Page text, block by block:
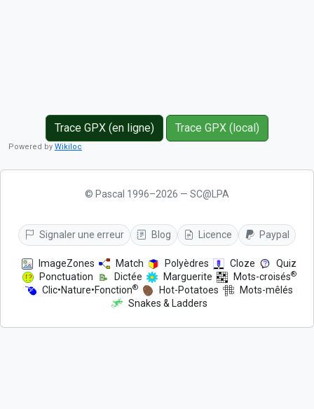
Trace GPX (en ligne) Trace GPX (local)
Powered by Wikiloc
© Pascal 1996–2026 — SC@LPA
Signaler une erreur Blog Licence Paypal
ImageZones Match Polyèdres Cloze
Quiz
Ponctuation
Dictée Marguerite Mots-croisés®
Clic•Nature•Fonction® Hot-Potatoes
Mots-mêlés
Snakes & Ladders